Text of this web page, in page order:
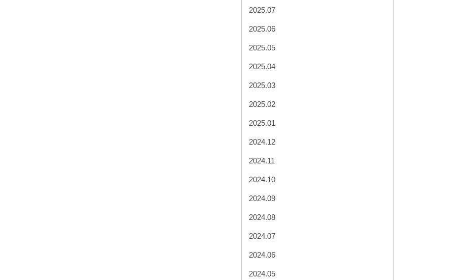
2025.07
2025.06
2025.05
2025.04
2025.03
2025.02
2025.01
2024.12
2024.11
2024.10
2024.09
2024.08
2024.07
2024.06
2024.05